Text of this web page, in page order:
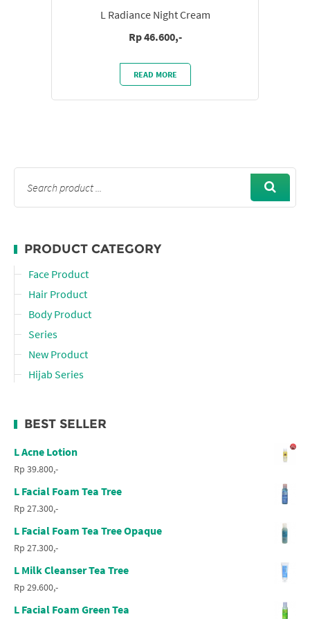
L Radiance Night Cream
Rp 46.600,-
READ MORE
PRODUCT CATEGORY
Face Product
Hair Product
Body Product
Series
New Product
Hijab Series
BEST SELLER
L Acne Lotion
Rp 39.800,-
L Facial Foam Tea Tree
Rp 27.300,-
L Facial Foam Tea Tree Opaque
Rp 27.300,-
L Milk Cleanser Tea Tree
Rp 29.600,-
L Facial Foam Green Tea